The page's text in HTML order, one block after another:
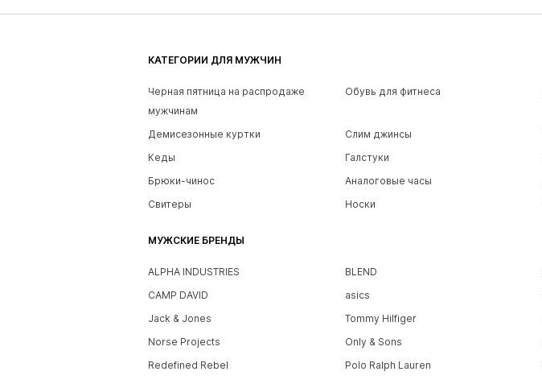
КАТЕГОРИИ ДЛЯ МУЖЧИН
Черная пятница на распродаже
мужчинам
Обувь для фитнеса
Демисезонные куртки Слим джинсы
Кеды
Галстуки
Брюки-чинос
Аналоговые часы
Свитеры
Носки
МУЖСКИЕ БРЕНДЫ
ALPHA INDUSTRIES BLEND
CAMP DAVID
asics
Jack & Jones
Tommy Hilfiger
Norse Projects
Only & Sons
Redefined Rebel
Polo Ralph Lauren